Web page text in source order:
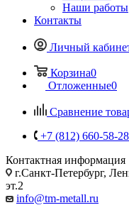
Наши работы
Контакты
Личный
Корзина0
Отложенные0
Сравнение
+7 (812) 660-58-28
Контактная информация
г.Санкт-Петербург,
эт.2
info@tm-metall.ru